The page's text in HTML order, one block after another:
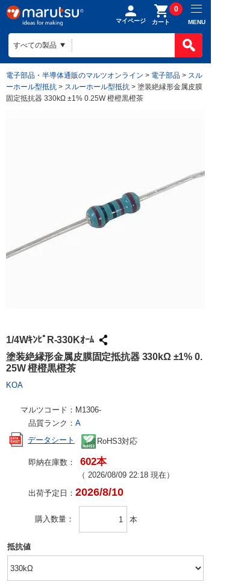
マイページ カート
0
MENU
電子部品・半導体通販のマルツオンライン > 電子部品 > スル
ーホール型抵抗 > スルーホール型抵抗 > 塗装絶縁形金属皮膜
固定抵抗器 330kΩ ±1% 0.25W 橙橙黒橙茶
1/4WｷﾝﾋﾟR-330Kｵｰﾑ
塗装絶縁形金属皮膜固定抵抗器 330kΩ ±1% 0.
25W 橙橙黒橙茶
KOA
マルツコード： M1306-
品質ランク： A
データシート
RoHS3対応
即納在庫数： 602本
（ 2026/08/09 22:18 現在）
出荷予定日： 2026/8/10
購入数量 本
抵抗値